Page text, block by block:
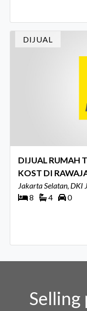
DIJUAL
DIJUAL RUMAH
KOST DI
Jakarta Selatan, DKI
8
4 0